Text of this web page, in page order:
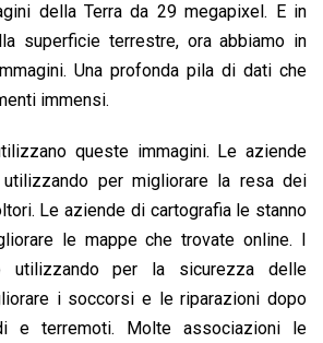
della Terra da 29 megapixel. E in
superficie terrestre, ora abbiamo in
Una profonda pila di dati che
immensi.
queste immagini. Le aziende
per migliorare la resa dei
Le aziende di cartografia le stanno
le mappe che trovate online. I
utilizzando per la sicurezza delle
i soccorsi e le riparazioni dopo
e terremoti. Molte associazioni le